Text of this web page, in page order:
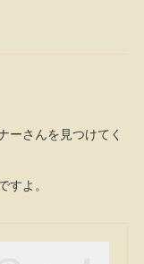
ーさんを見つけてく
よ。